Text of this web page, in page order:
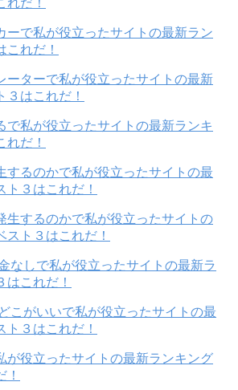
ーで私が役立ったサイトの最新ラン
これだ！
ーターで私が役立ったサイトの最新
３はこれだ！
で私が役立ったサイトの最新ランキ
れだ！
するのかで私が役立ったサイトの最
ト３はこれだ！
生するのかで私が役立ったサイトの
ト３はこれだ！
なしで私が役立ったサイトの最新ラ
はこれだ！
こがいいで私が役立ったサイトの最
ト３はこれだ！
が役立ったサイトの最新ランキング